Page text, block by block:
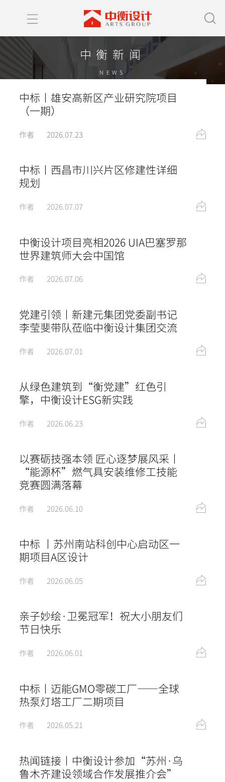
中衡新闻
NEWS
中标丨雄安高新区产业研究院项目
（一期）
作者 2026.07.23
中标丨西昌市川兴⽚区修建性详细
规划
作者 2026.07.07
中衡设计项目亮相2026 UIA巴塞罗那
世界建筑师大会中国馆
作者 2026.07.06
党建引领丨新建元集团党委副书记
李莹斐带队莅临中衡设计集团交流
作者 2026.07.01
从绿色建筑到“衡党建”红色引
擎，中衡设计ESG新实践
作者 2026.06.23
以赛砺技强本领 匠心逐梦展风采丨
“能源杯”燃气具安装维修工技能
竞赛圆满落幕
作者 2026.06.10
中标 丨苏州南站科创中心启动区一
期项目A区设计
作者 2026.06.05
亲子妙绘·卫冕冠军！祝大小朋友们
节日快乐
作者 2026.06.01
中标丨迈能GMO零碳工厂——全球
热泵灯塔工厂二期项目
作者 2026.05.21
热闻链接丨中衡设计参加“苏州·乌
鲁木齐建设领域合作发展推介会”